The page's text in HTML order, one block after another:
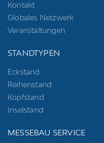
Kontakt
Globales Netzwerk
Veranstaltungen
STANDTYPEN
Eckstand
Reihenstand
Kopfstand
Inselstand
MESSEBAU SERVICE